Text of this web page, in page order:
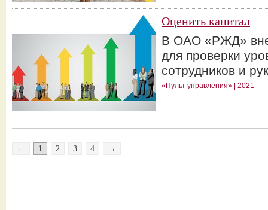
Оценить капитал
В ОАО «РЖД»
для проверки
сотрудников и
«Пульт управления» | 2021
← 1 2 3 4 →